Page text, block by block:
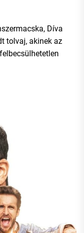
Díva
tolvaj, akinek az